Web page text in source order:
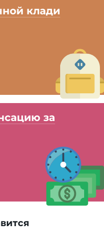
клади
за